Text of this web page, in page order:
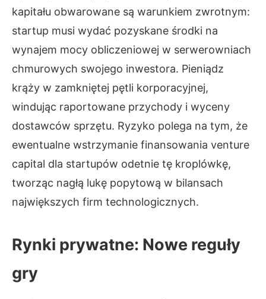
kapitału obwarowane są warunkiem zwrotnym:
startup musi wydać pozyskane środki na
wynajem mocy obliczeniowej w serwerowniach
chmurowych swojego inwestora. Pieniądz
krąży w zamkniętej pętli korporacyjnej,
windując raportowane przychody i wyceny
dostawców sprzętu. Ryzyko polega na tym, że
ewentualne wstrzymanie finansowania venture
capital dla startupów odetnie tę kroplówkę,
tworząc nagłą lukę popytową w bilansach
największych firm technologicznych.
Rynki prywatne: Nowe reguły
gry